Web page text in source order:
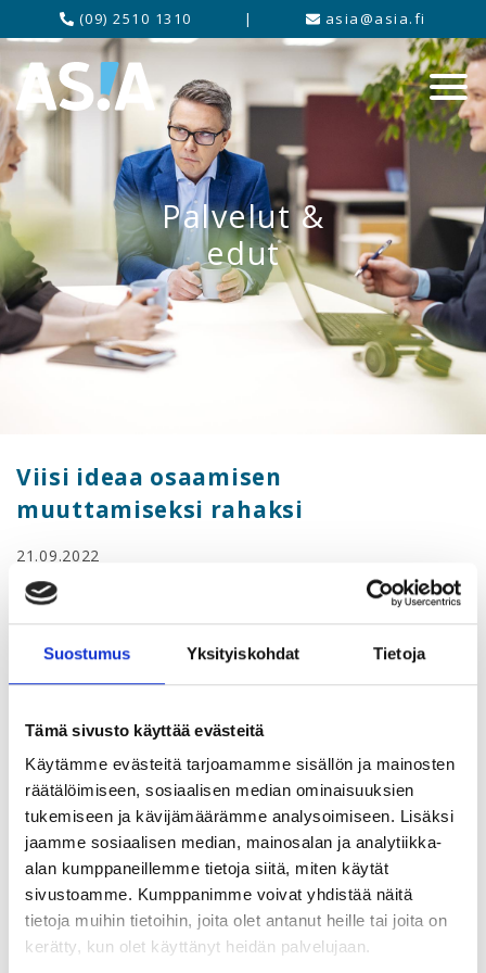
Suostumus Yksityiskohdat Tietoja
Tämä sivusto käyttää evästeitä
Käytämme evästeitä tarjoamamme sisällön ja mainosten
räätälöimiseen, sosiaalisen median ominaisuuksien
tukemiseen ja kävijämäärämme analysoimiseen. Lisäksi
jaamme sosiaalisen median, mainosalan ja analytiikka-
alan kumppaneillemme tietoja siitä, miten käytät
sivustoamme. Kumppanimme voivat yhdistää näitä
tietoja muihin tietoihin, joita olet antanut heille tai joita on
kerätty, kun olet käyttänyt heidän palvelujaan.
(09) 2510 1310 | asia@asia.fi
Palvelut &
edut
Viisi ideaa osaamisen
muuttamiseksi rahaksi
21.09.2022
Osaamisesta kaikki lähtee! Säästäminen, sijoittaminen ja
kuluttaminen on helpompaa, kun on kykyä ansaita. Jotta
saa tuloja, pitää osata jotain sellaista, josta muut ovat
Tämä webinaari sopii sinulle jos:
Haluat inspiraatiota ja uusia ideoita ansaitsemiseen
Haluat rakentaa useita tulovirtoja talouteesi
Haluat tietää miten turvata oma talous
Ilmoittaudu Urapalvelut-sivuston kautta
Terhi Majasalmi on sarjayrittäjä, raha- ja
sijoitusmaailman mielipidevaikuttaja sekä